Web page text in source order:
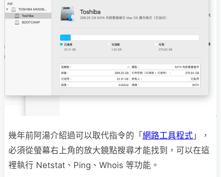
幾年前阿湯介紹過可以取代指令的「網路工具程式 」，
必須從螢幕右上角的放大鏡點搜尋才能找到，可以在這
裡執行 Netstat、Ping、Whois 等功能。